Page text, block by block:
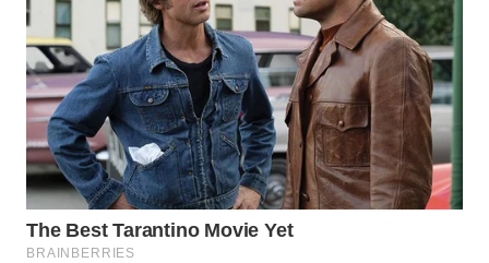
WN
MADURA
WN
SURABAYA
WN
NATUNA